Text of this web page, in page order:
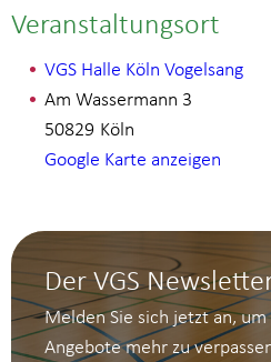
Veranstaltungsort
VGS Halle Köln Vogelsang
Am Wassermann 3
Köln
50829
Google Karte anzeigen
Der VGS
Melden Sie sich jetzt an,
Angebote mehr zu